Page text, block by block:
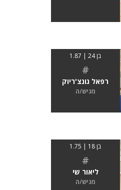
בן 24 | 1.87
#
רפאל גונצ'ריוק
מגיש/ה
בן 18 | 1.75
#
ליאור שי
מגיש/ה